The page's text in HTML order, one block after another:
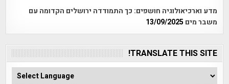
מדע וארכיאולוגיה חושפים: כך התמודדה ירושלים הקדומה עם
משבר מים 13/09/2025
TRANSLATE THIS SITE!